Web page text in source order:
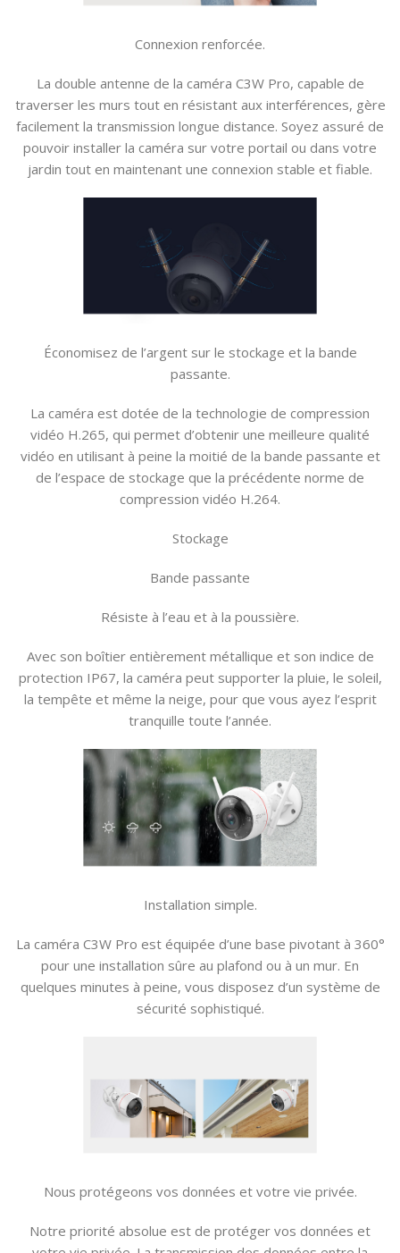
Connexion renforcée.
La double antenne de la caméra C3W Pro, capable de
traverser les murs tout en résistant aux interférences, gère
facilement la transmission longue distance. Soyez assuré de
pouvoir installer la caméra sur votre portail ou dans votre
jardin tout en maintenant une connexion stable et fiable.
Économisez de l’argent sur le stockage et la bande
passante.
La caméra est dotée de la technologie de compression
vidéo H.265, qui permet d’obtenir une meilleure qualité
vidéo en utilisant à peine la moitié de la bande passante et
de l’espace de stockage que la précédente norme de
compression vidéo H.264.
Stockage
Bande passante
Résiste à l’eau et à la poussière.
Avec son boîtier entièrement métallique et son indice de
protection IP67, la caméra peut supporter la pluie, le soleil,
la tempête et même la neige, pour que vous ayez l’esprit
tranquille toute l’année.
Installation simple.
La caméra C3W Pro est équipée d’une base pivotant à 360°
pour une installation sûre au plafond ou à un mur. En
quelques minutes à peine, vous disposez d’un système de
sécurité sophistiqué.
Nous protégeons vos données et votre vie privée.
Notre priorité absolue est de protéger vos données et